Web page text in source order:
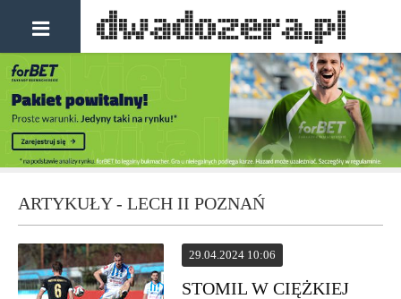
ARTYKUŁY - LECH II POZNAŃ
29.04.2024 10:06
STOMIL W CIĘŻKIEJ